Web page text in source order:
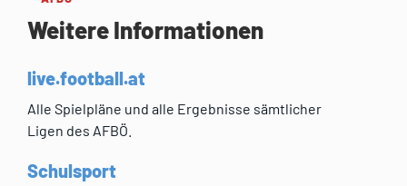
Weitere Informationen
live.football.at
Alle Spielpläne und alle Ergebnisse sämtlicher
Ligen des AFBÖ.
Schulsport